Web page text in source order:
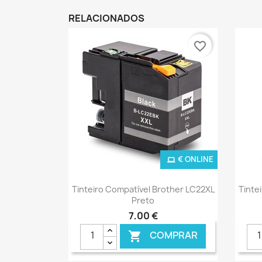
RELACIONADOS
Ver+
Tinteiro Compatível Brother LC22XL
Preto
7,00 €
 COMPRAR
€ ONLINE
favorite_border